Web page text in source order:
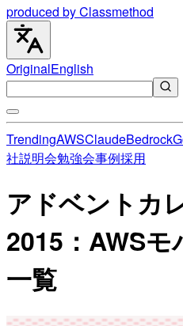
produced by Classmethod
OriginalEnglish
TrendingAWSClaudeBedrock
社説明会勉強会事例採用
アドベントカ
2015：AWS
一覧